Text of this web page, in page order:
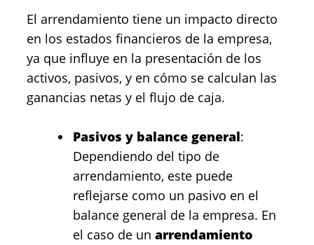
El arrendamiento tiene un impacto directo
en los estados financieros de la empresa,
ya que influye en la presentación de los
activos, pasivos, y en cómo se calculan las
ganancias netas y el flujo de caja.
Pasivos y balance general:
Dependiendo del tipo de
arrendamiento, este puede
reflejarse como un pasivo en el
balance general de la empresa. En
el caso de un arrendamiento